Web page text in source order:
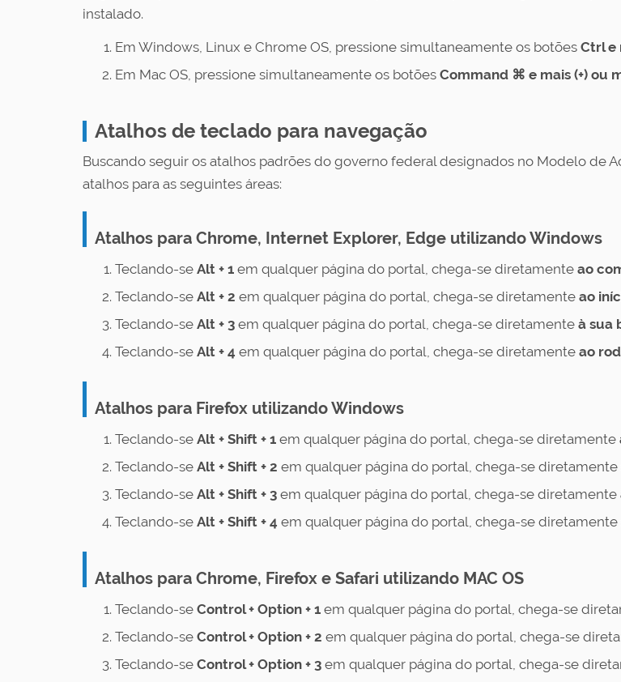
instalado.
Em Windows, Linux e Chrome OS, pressione simultaneamente os botões Ctrl e
Em Mac OS, pressione simultaneamente os botões Command ⌘ e mais (+) ou
Atalhos de teclado para navegação
Buscando seguir os atalhos padrões do governo federal designados no Modelo de
atalhos para as seguintes áreas:
Atalhos para Chrome, Internet Explorer, Edge utilizando Windows
Teclando-se Alt + 1 em qualquer página do portal, chega-se diretamente ao
Teclando-se Alt + 2 em qualquer página do portal, chega-se diretamente ao
Teclando-se Alt + 3 em qualquer página do portal, chega-se diretamente à sua
Teclando-se Alt + 4 em qualquer página do portal, chega-se diretamente ao
Atalhos para Firefox utilizando Windows
Teclando-se Alt + Shift + 1 em qualquer página do portal, chega-se diretamente
Teclando-se Alt + Shift + 2 em qualquer página do portal, chega-se diretamente
Teclando-se Alt + Shift + 3 em qualquer página do portal, chega-se diretamente
Teclando-se Alt + Shift + 4 em qualquer página do portal, chega-se diretamente
Atalhos para Chrome, Firefox e Safari utilizando MAC OS
Teclando-se Control + Option + 1 em qualquer página do portal, chega-se
Teclando-se Control+ Option + 2 em qualquer página do portal, chega-se
Teclando-se Control+ Option + 3 em qualquer página do portal, chega-se